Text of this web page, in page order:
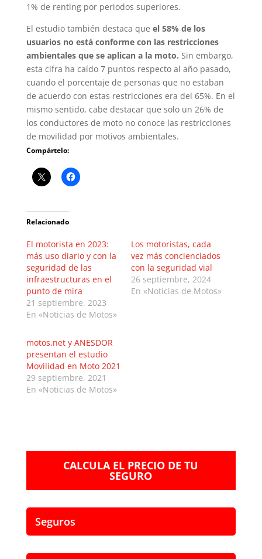
1% de renting por periodos superiores.
El estudio también destaca que el 58% de los
usuarios no está conforme con las restricciones
ambientales que se aplican a la moto. Sin embargo,
esta cifra ha caído 7 puntos respecto al año pasado,
cuando el porcentaje de personas que no estaban
de acuerdo con estas restricciones era del 65%. En el
mismo sentido, cabe destacar que solo un 26% de
los conductores de moto no conoce las restricciones
de movilidad por motivos ambientales.
Compártelo:
Relacionado
El motorista en 2023:
más uso diario y con la
seguridad de las
infraestructuras en el
punto de mira
21 septiembre, 2023
En «Noticias de Motos»
Los motoristas, cada
vez más concienciados
con la seguridad vial
26 septiembre, 2024
En «Noticias de Motos»
motos.net y ANESDOR
presentan el estudio
Movilidad en Moto 2021
29 septiembre, 2021
En «Noticias de Motos»
CALCULA EL PRECIO DE TU
SEGURO
Seguros